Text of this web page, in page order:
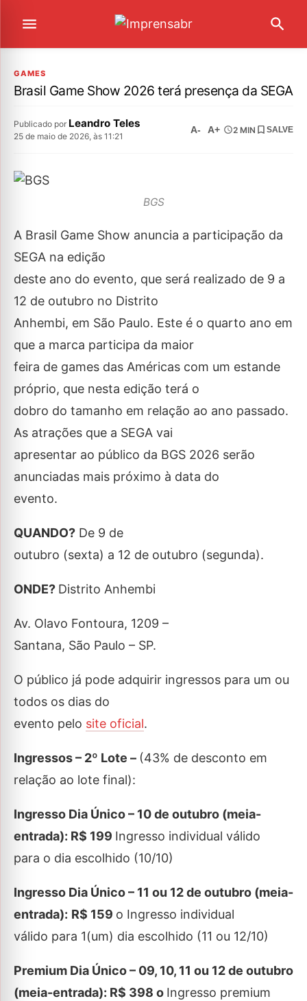
GAMES
Brasil Game Show 2026 terá presença da SEGA
Publicado por Leandro Teles
25 de maio de 2026, às 11:21
A- A+ 2 MIN SALVE
BGS
A Brasil Game Show anuncia a participação da
SEGA na edição
deste ano do evento, que será realizado de 9 a
12 de outubro no Distrito
Anhembi, em São Paulo. Este é o quarto ano em
que a marca participa da maior
feira de games das Américas com um estande
próprio, que nesta edição terá o
dobro do tamanho em relação ao ano passado.
As atrações que a SEGA vai
apresentar ao público da BGS 2026 serão
anunciadas mais próximo à data do
evento.
QUANDO? De 9 de
outubro (sexta) a 12 de outubro (segunda).
ONDE? Distrito Anhembi
Av. Olavo Fontoura, 1209 –
Santana, São Paulo – SP.
O público já pode adquirir ingressos para um ou
todos os dias do
evento pelo site oficial.
Ingressos – 2º Lote – (43% de desconto em
relação ao lote final):
Ingresso Dia Único – 10 de outubro (meia-
entrada): R$ 199 Ingresso individual válido
para o dia escolhido (10/10)
Ingresso Dia Único – 11 ou 12 de outubro (meia-
entrada): R$ 159 o Ingresso individual
válido para 1(um) dia escolhido (11 ou 12/10)
Premium Dia Único – 09, 10, 11 ou 12 de outubro
(meia-entrada): R$ 398 o Ingresso premium